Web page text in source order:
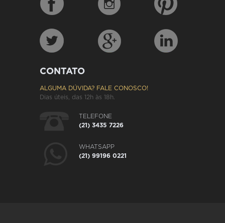
CONTATO
ALGUMA DÚVIDA? FALE CONOSCO!
Dias úteis, das 12h às 18h.
TELEFONE
(21) 3435 7226
WHATSAPP
(21) 99196 0221